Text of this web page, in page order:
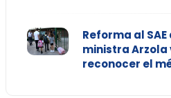
Reforma al
ministra Arzola
reconocer el